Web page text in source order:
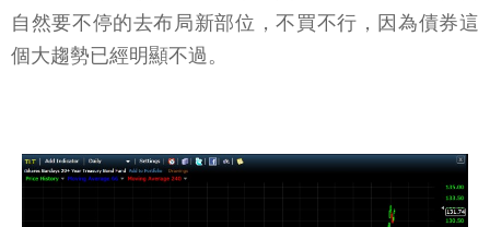
自然要不停的去布局新部位，不買不行，因為債券這
個大趨勢已經明顯不過。